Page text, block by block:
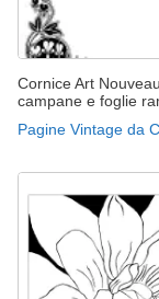
Cornice Art
campane e foglie
Pagine Vintage da